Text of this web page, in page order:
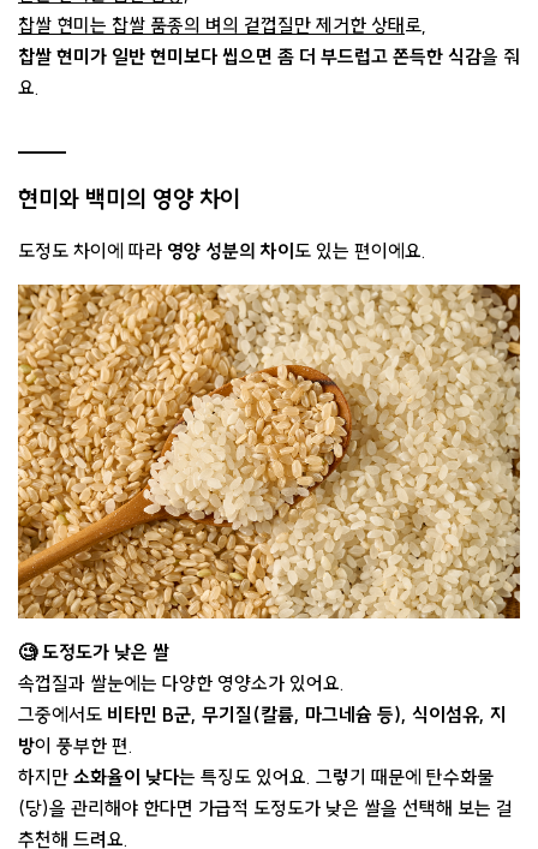
찹쌀 현미는 찹쌀 품종의 벼의 겉껍질만 제거한 상태로,
찹쌀 현미가 일반 현미보다 씹으면 좀 더 부드럽고 쫀득한 식감을 줘
요.
현미와 백미의 영양 차이
도정도 차이에 따라 영양 성분의 차이도 있는 편이에요.
🧐 도정도가 낮은 쌀
속껍질과 쌀눈에는 다양한 영양소가 있어요.
그중에서도 비타민 B군, 무기질(칼륨, 마그네슘 등), 식이섬유, 지
방이 풍부한 편.
하지만 소화율이 낮다는 특징도 있어요. 그렇기 때문에 탄수화물
(당)을 관리해야 한다면 가급적 도정도가 낮은 쌀을 선택해 보는 걸
추천해 드려요.